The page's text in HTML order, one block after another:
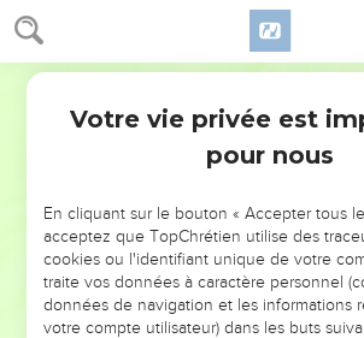
Lévitique 27
vendre ou se racheter : car tout ce qui a
saint et appartient à l’Eternel.
Si une personne a été vouée à
être rachetée ; elle sera mise à mort.
Toute dîme prélevée sur les produits
sacrée qui est à lui.
Si quelqu’un tient à racheter une partie
majorera le prix d’un cinquième de sa
Toute dîme de gros et de menu bétail,
Votre vie privée est
pour nous
En cliquant sur le bouton « Accepter tous
acceptez que TopChrétien utilise des
cookies ou l'identifiant unique de votre
traite vos données à caractère personnel
données de navigation et les informations
votre compte utilisateur) dans les buts